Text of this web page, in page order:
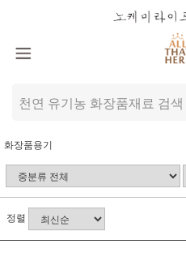
화장품용기
정렬